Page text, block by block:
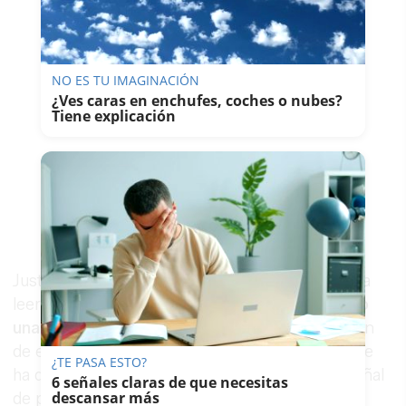
Justo debajo había otro cartel en el que se podía
leer “reconoced a todos la raza humana como
una sola” y “se una buena persona”. La lección
de este restaurante compartida por el usuario se
ha difundido en las redes sociales como una señal
de paz.
NO ES TU IMAGINACIÓN
¿Ves caras en enchufes, coches o nubes?
Tiene explicación
¿TE PASA ESTO?
6 señales claras de que necesitas
descansar más